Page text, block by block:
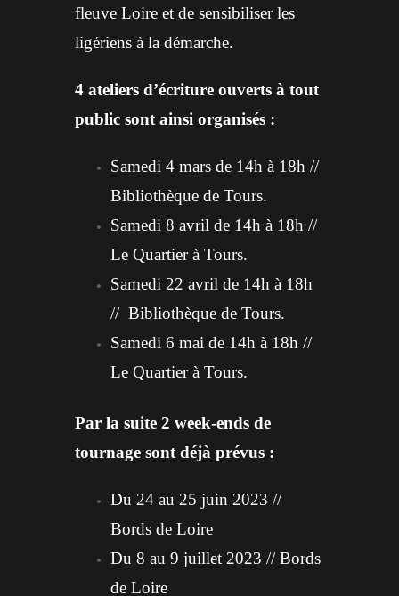
fleuve Loire et de sensibiliser les
ligériens à la démarche.
4 ateliers d’écriture ouverts à tout
public sont ainsi organisés :
Samedi 4 mars de 14h à 18h //
Bibliothèque de Tours.
Samedi 8 avril de 14h à 18h //
Le Quartier à Tours.
Samedi 22 avril de 14h à 18h
// Bibliothèque de Tours.
Samedi 6 mai de 14h à 18h //
Le Quartier à Tours.
Par la suite 2 week-ends de
tournage sont déjà prévus :
Du 24 au 25 juin 2023 //
Bords de Loire
Du 8 au 9 juillet 2023 // Bords
de Loire